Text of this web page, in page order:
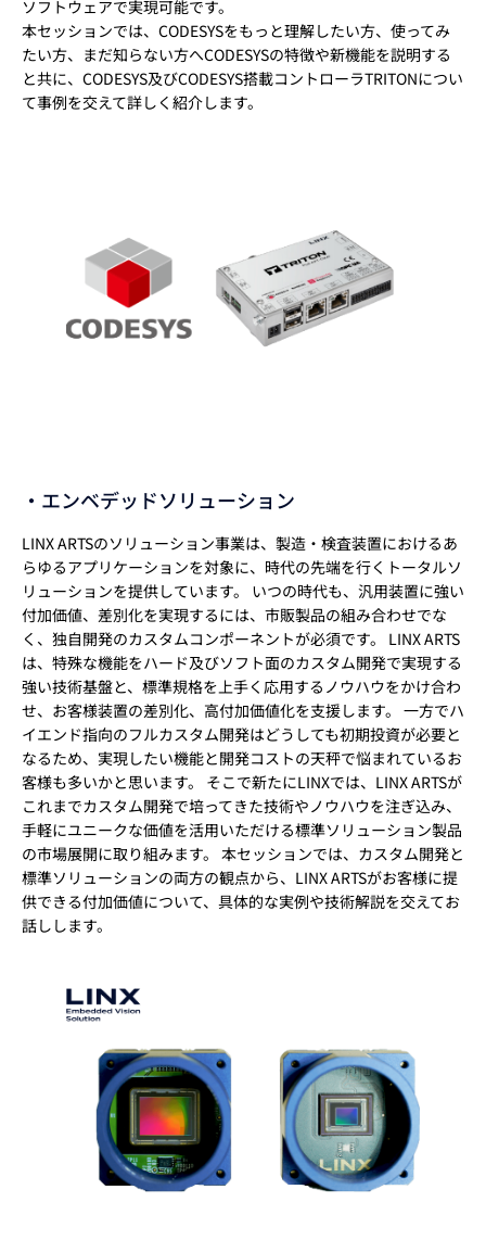
ソフトウェアで実現可能です。
本セッションでは、CODESYSをもっと理解したい方、使ってみ
たい方、まだ知らない方へCODESYSの特徴や新機能を説明する
と共に、CODESYS及びCODESYS搭載コントローラTRITONについ
て事例を交えて詳しく紹介します。
・エンベデッドソリューション
LINX ARTSのソリューション事業は、製造・検査装置におけるあ
らゆるアプリケーションを対象に、時代の先端を行くトータルソ
リューションを提供しています。 いつの時代も、汎用装置に強い
付加価値、差別化を実現するには、市販製品の組み合わせでな
く、独自開発のカスタムコンポーネントが必須です。 LINX ARTS
は、特殊な機能をハード及びソフト面のカスタム開発で実現する
強い技術基盤と、標準規格を上手く応用するノウハウをかけ合わ
せ、お客様装置の差別化、高付加価値化を支援します。 一方でハ
イエンド指向のフルカスタム開発はどうしても初期投資が必要と
なるため、実現したい機能と開発コストの天秤で悩まれているお
客様も多いかと思います。 そこで新たにLINXでは、LINX ARTSが
これまでカスタム開発で培ってきた技術やノウハウを注ぎ込み、
手軽にユニークな価値を活用いただける標準ソリューション製品
の市場展開に取り組みます。 本セッションでは、カスタム開発と
標準ソリューションの両方の観点から、LINX ARTSがお客様に提
供できる付加価値について、具体的な実例や技術解説を交えてお
話しします。